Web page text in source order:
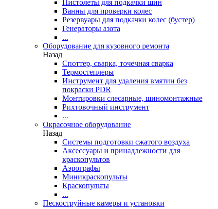
Пистолеты для подкачки шин
Ванны для проверки колес
Резервуары для подкачки колес (бустер)
Генераторы азота
...
Оборудование для кузовного ремонта
Назад
Споттер, сварка, точечная сварка
Термостеплеры
Инструмент для удаления вмятин без
покраски PDR
Монтировки слесарные, шиномонтажные
Рихтовочный инструмент
...
Окрасочное оборудование
Назад
Системы подготовки сжатого воздуха
Аксессуары и принадлежности для
краскопультов
Аэрографы
Миникраскопульты
Краскопульты
...
Пескоструйные камеры и установки